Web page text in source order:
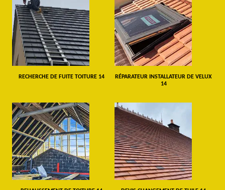
RECHERCHE DE FUITE TOITURE 14
RÉPARATEUR INSTALLATEUR DE VELUX
14